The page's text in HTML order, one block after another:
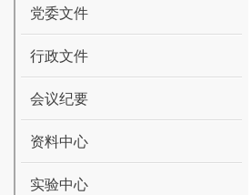
党委文件
行政文件
会议纪要
资料中心
实验中心